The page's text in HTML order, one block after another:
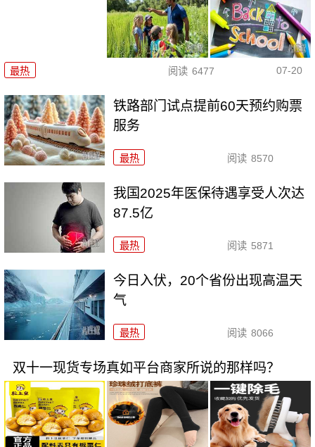
最热 阅读 6477 07-20
铁路部门试点提前60天预约购票
服务
最热 阅读 8570
我国2025年医保待遇享受人次达
87.5亿
最热 阅读 5871
今日入伏，20个省份出现高温天
气
最热 阅读 8066
双十一现货专场真如平台商家所说的那样吗？